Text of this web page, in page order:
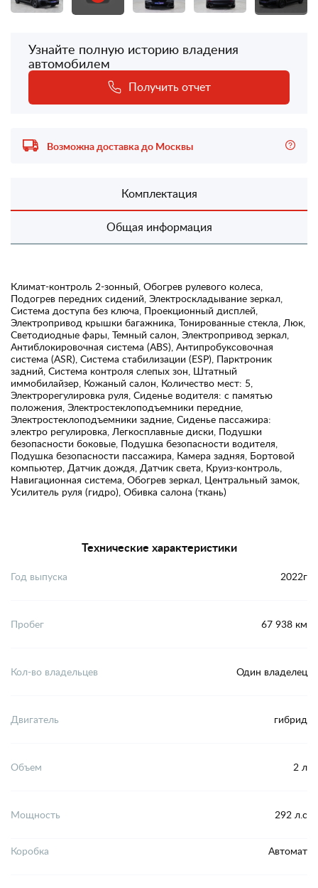
Узнайте полную историю владения
автомобилем
Получить отчет
Возможна доставка до Москвы
Комплектация
Общая информация
Климат-контроль 2-зонный, Обогрев рулевого колеса,
Подогрев передних сидений, Электроскладывание зеркал,
Система доступа без ключа, Проекционный дисплей,
Электропривод крышки багажника, Тонированные стекла, Люк,
Светодиодные фары, Темный салон, Электропривод зеркал,
Антиблокировочная система (ABS), Антипробуксовочная
система (ASR), Система стабилизации (ESP), Парктроник
задний, Система контроля слепых зон, Штатный
иммобилайзер, Кожаный салон, Количество мест: 5,
Электрорегулировка руля, Сиденье водителя: с памятью
положения, Электростеклоподъемники передние,
Электростеклоподъемники задние, Сиденье пассажира:
электро регулировка, Легкосплавные диски, Подушки
безопасности боковые, Подушка безопасности водителя,
Подушка безопасности пассажира, Камера задняя, Бортовой
компьютер, Датчик дождя, Датчик света, Круиз-контроль,
Навигационная система, Обогрев зеркал, Центральный замок,
Усилитель руля (гидро), Обивка салона (ткань)
Технические характеристики
Год выпуска 2022г
Пробег 67 938 км
Кол-во владельцев Один владелец
Двигатель гибрид
Объем 2 л
Мощность 292 л.с
Коробка Автомат